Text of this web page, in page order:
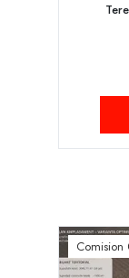
Comision